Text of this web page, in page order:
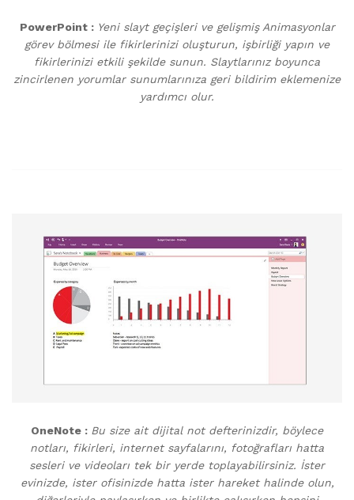
PowerPoint : Yeni slayt geçişleri ve gelişmiş Animasyonlar
görev bölmesi ile fikirlerinizi oluşturun, işbirliği yapın ve
fikirlerinizi etkili şekilde sunun. Slaytlarınız boyunca
zincirlenen yorumlar sunumlarınıza geri bildirim eklemenize
yardımcı olur.
OneNote : Bu size ait dijital not defterinizdir, böylece
notları, fikirleri, internet sayfalarını, fotoğrafları hatta
sesleri ve videoları tek bir yerde toplayabilirsiniz. İster
evinizde, ister ofisinizde hatta ister hareket halinde olun,